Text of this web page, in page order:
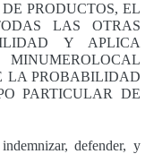
PRODUCTOS, EL
LAS OTRAS
Y APLICA
LA PROBABILIDAD
PARTICULAR DE
defender, y